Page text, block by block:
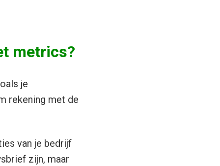
metrics?
je
rekening met de
van je bedrijf
zijn, maar